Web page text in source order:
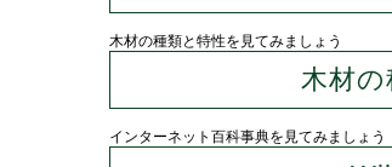
木材の種類と特性を見てみましょう
木材の
インターネット百科事典を見てみましょう